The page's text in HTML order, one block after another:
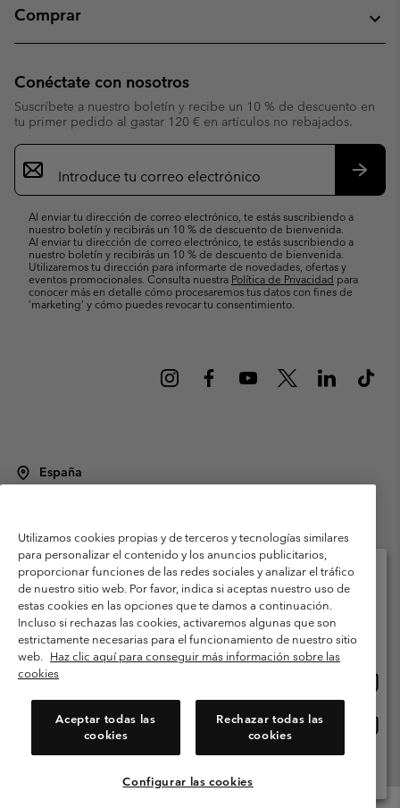
Comprar
Conéctate con nosotros
Suscríbete a nuestro boletín y recibe un 10 % de descuento en
tu primer pedido al gastar 120 € en artículos no rebajados.
Suscripción
de
correo
Al enviar tu dirección de correo electrónico, te estás suscribiendo a
nuestro boletín y recibirás un 10 % de descuento de bienvenida.
Al enviar tu dirección de correo electrónico, te estás suscribiendo a
nuestro boletín y recibirás un 10 % de descuento de bienvenida.
Utilizaremos tu dirección para informarte de novedades, ofertas y
eventos promocionales. Consulta nuestra Política de Privacidad para
conocer más en detalle cómo procesaremos tus datos con fines de
’marketing’ y cómo puedes revocar tu consentimiento.
España
Condiciones de uso
Terminos de Venta
Garantía
Política de Privacidad
Términos y condiciones del programa de miembros
Términos De Uso Del Contenido Generado Por Los Usuarios
Impressum
Cookies Public CBCR
Utilizamos cookies propias y de terceros y tecnologías similares
para personalizar el contenido y los anuncios publicitarios,
proporcionar funciones de las redes sociales y analizar el tráfico
de nuestro sitio web. Por favor, indica si aceptas nuestro uso de
estas cookies en las opciones que te damos a continuación.
Incluso si rechazas las cookies, activaremos algunas que son
estrictamente necesarias para el funcionamiento de nuestro sitio
web. Haz clic aquí para conseguir más información sobre las
cookies
Aceptar todas las
cookies
Rechazar todas las
cookies
Configurar las cookies
Selecciona tu país e idioma envío
Compras en línea disponibles
línea
España
Ver Todos Los Países